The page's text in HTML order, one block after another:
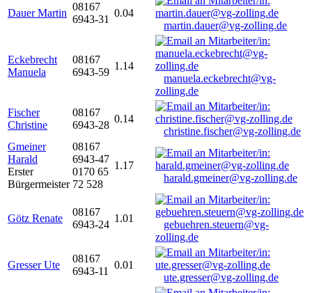
Dauer Martin
08167
6943-31
0.04
martin.dauer@vg-zolling.de
Eckebrecht
Manuela
08167
6943-59
1.14
manuela.eckebrecht@vg-
zolling.de
Fischer
Christine
08167
6943-28
0.14
christine.fischer@vg-zolling.de
Gmeiner
Harald
Erster
Bürgermeister
08167
6943-47
0170 65
72 528
1.17
harald.gmeiner@vg-zolling.de
Götz Renate
08167
6943-24
1.01
gebuehren.steuern@vg-
zolling.de
Gresser Ute
08167
6943-11
0.01
ute.gresser@vg-zolling.de